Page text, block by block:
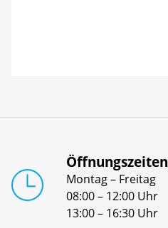
Öffnungszeiten
Montag – Freitag
08:00 – 12:00 Uhr
13:00 – 16:30 Uhr